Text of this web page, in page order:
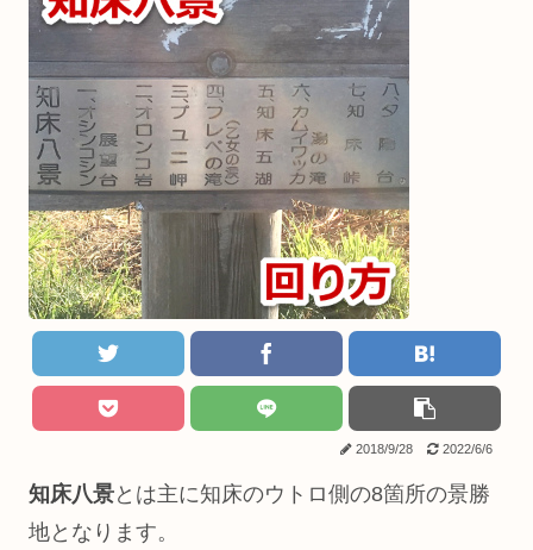
2018/9/28 2022/6/6
知床八景とは主に知床のウトロ側の8箇所の景勝
地となります。